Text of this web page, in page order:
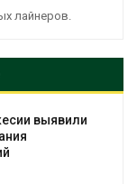
лайнеров.
выявили